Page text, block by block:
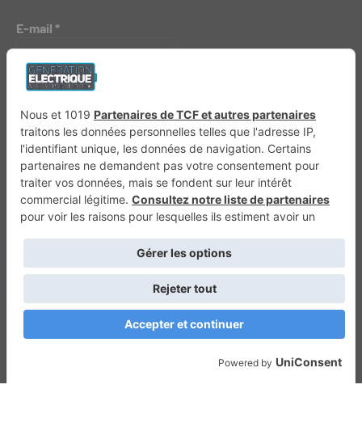
E-mail *
Génération 4×4 Génération Sans Permis VTTAE.fr FullAttack MX2K
Retour en haut
Depuis 2020 - Un magazine duGroupe CPPRESSE